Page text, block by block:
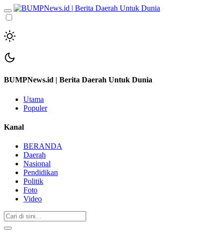
BUMPNews.id | Berita Daerah Untuk Dunia
Utama
Populer
Kanal
BERANDA
Daerah
Nasional
Pendidikan
Politik
Foto
Video